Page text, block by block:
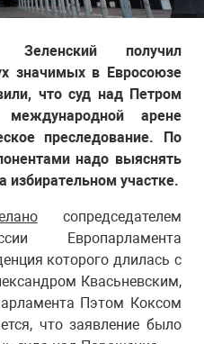
Зеленский получил
значимых в Евросоюзе
что суд над Петром
арене
преследование. По
надо выяснять
избирательном участке.
сопредседателем
Европарламента
которого длилась с
Квасьневским,
Пэтом Коксом
что заявление было